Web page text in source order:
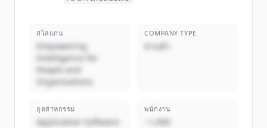
สโลแกน
Empowering
Intelligence for
People and
Organizations
COMPANY TYPE
ส่วนตัว
อุตสาหกรรม
Application Software
พนักงาน
~1,000